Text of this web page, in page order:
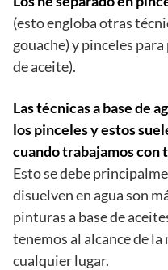
(esto engloba otras
gouache) y pinceles
de aceite).
Las técnicas a base de
los pincelesy estos
cuando trabajamos con
Esto se debe
disuelven en agua son
pinturas a base de
tenemos al alcance de
cualquier lugar.